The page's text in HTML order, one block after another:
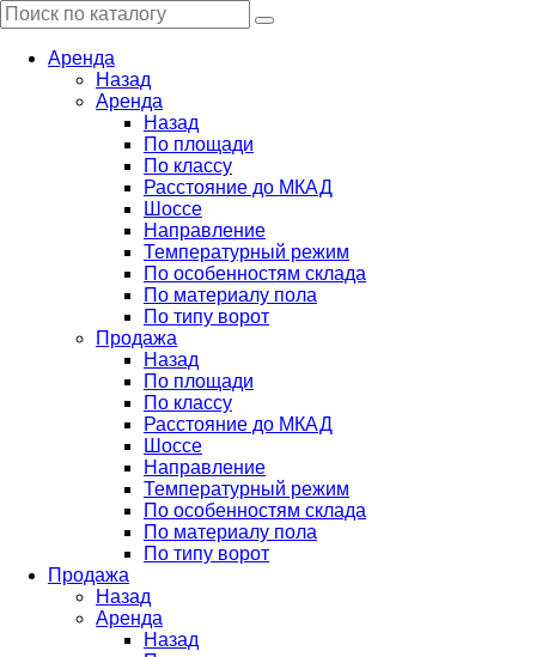
Аренда
Назад
Аренда
Назад
По площади
По классу
Расстояние до МКАД
Шоссе
Направление
Температурный режим
По особенностям склада
По материалу пола
По типу ворот
Продажа
Назад
По площади
По классу
Расстояние до МКАД
Шоссе
Направление
Температурный режим
По особенностям склада
По материалу пола
По типу ворот
Продажа
Назад
Аренда
Назад